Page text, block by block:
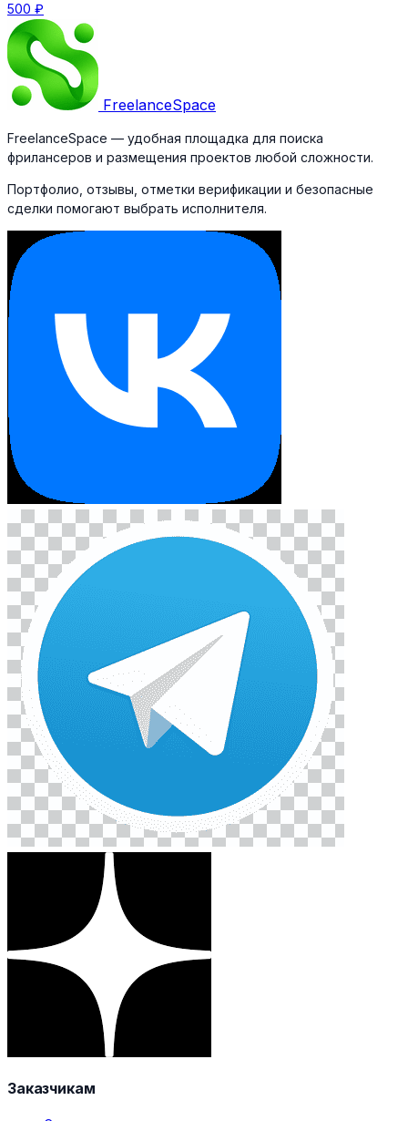
500 ₽
FreelanceSpace
FreelanceSpace — удобная площадка для поиска
фрилансеров и размещения проектов любой сложности.
Портфолио, отзывы, отметки верификации и безопасные
сделки помогают выбрать исполнителя.
Заказчикам